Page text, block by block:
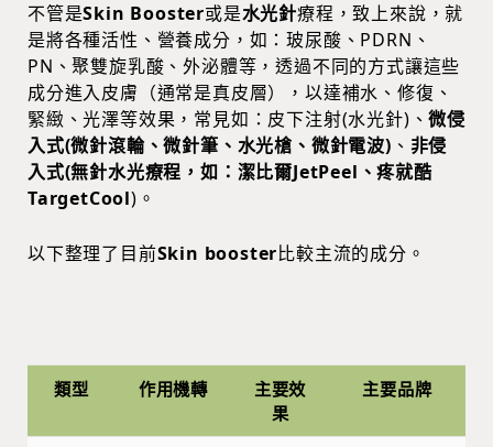
不管是Skin Booster或是水光針療程，致上來說，就
是將各種活性、營養成分，如：玻尿酸、PDRN、
PN、聚雙旋乳酸、外泌體等，透過不同的方式讓這些
成分進入皮膚（通常是真皮層），以達補水、修復、
緊緻、光澤等效果，常見如：皮下注射(水光針)、微侵
入式(微針滾輪、微針筆、水光槍、微針電波) 、 非侵
入式(無針水光療程，如：潔比爾JetPeel、疼就酷
TargetCool)。
以下整理了目前Skin booster比較主流的成分。
類型 作用機轉
主要效
果
主要品牌